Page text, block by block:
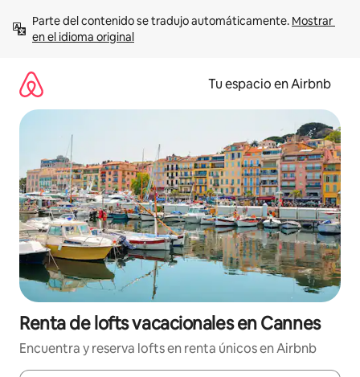
contenido
Parte del contenido se tradujo automáticamente. Mostrar
en el idioma original
Tu espacio en Airbnb
Renta de lofts vacacionales en Cannes
Encuentra y reserva lofts en renta únicos en Airbnb